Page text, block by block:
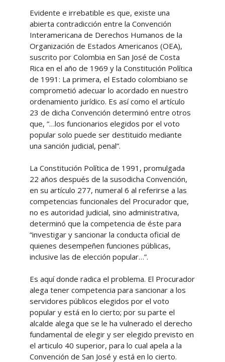
Evidente e irrebatible es que, existe una
abierta contradicción entre la Convención
Interamericana de Derechos Humanos de la
Organización de Estados Americanos (OEA),
suscrito por Colombia en San José de Costa
Rica en el año de 1969 y la Constitución Política
de 1991: La primera, el Estado colombiano se
comprometió adecuar lo acordado en nuestro
ordenamiento jurídico. Es así como el artículo
23 de dicha Convención determinó entre otros
que, “…los funcionarios elegidos por el voto
popular solo puede ser destituido mediante
una sanción judicial, penal”.
La Constitución Política de 1991, promulgada
22 años después de la susodicha Convención,
en su artículo 277, numeral 6 al referirse a las
competencias funcionales del Procurador que,
no es autoridad judicial, sino administrativa,
determinó que la competencia de éste para
“investigar y sancionar la conducta oficial de
quienes desempeñen funciones públicas,
inclusive las de elección popular…”.
Es aquí donde radica el problema. El Procurador
alega tener competencia para sancionar a los
servidores públicos elegidos por el voto
popular y está en lo cierto; por su parte el
alcalde alega que se le ha vulnerado el derecho
fundamental de elegir y ser elegido previsto en
el articulo 40 superior, para lo cual apela a la
Convención de San José y está en lo cierto.